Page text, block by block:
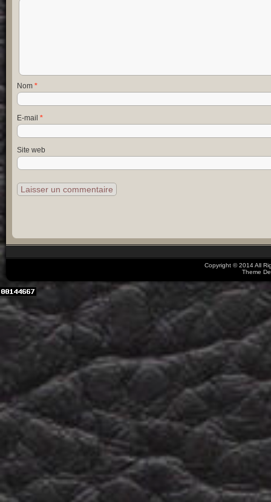
Nom *
E-mail *
Site web
Copyright © 2014 All
Theme